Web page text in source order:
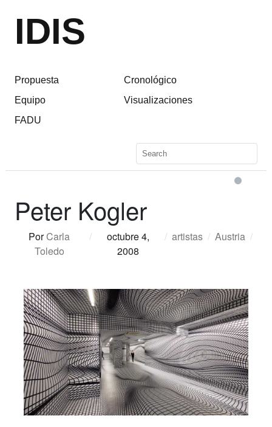
IDIS
Propuesta
Equipo
FADU
Cronológico
Visualizaciones
Peter Kogler
PorCarla
Toledo
/
octubre 4,
2008
/ artistas / Austria /